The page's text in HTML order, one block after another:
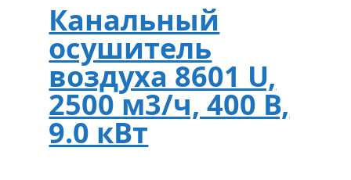
Канальный
осушитель
воздуха 8601 U,
2500 м3/ч, 400 В,
9.0 кВт